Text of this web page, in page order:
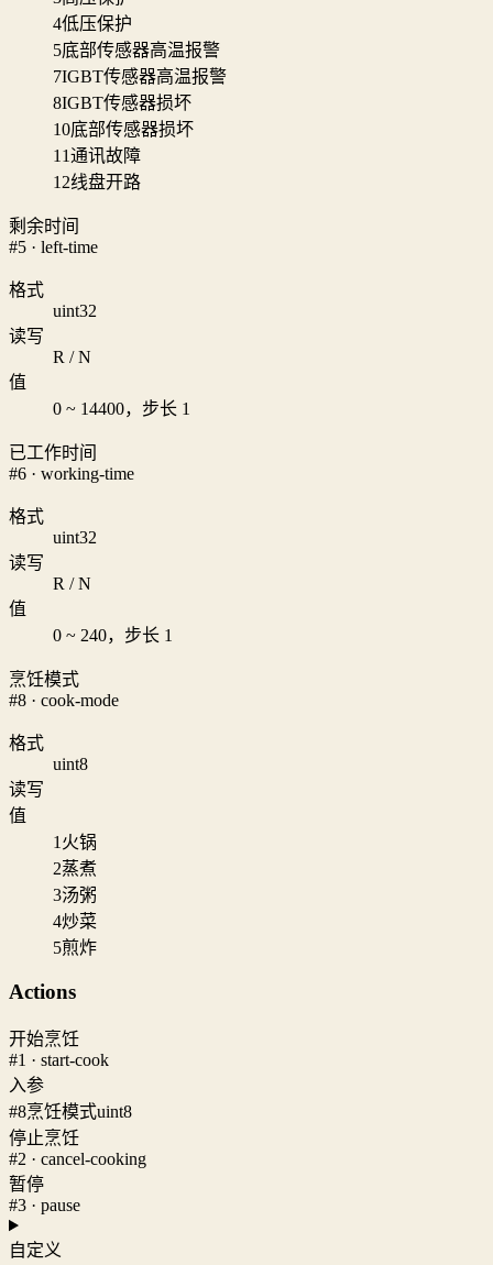
4低压保护
5底部传感器高温报警
7IGBT传感器高温报警
8IGBT传感器损坏
10底部传感器损坏
11通讯故障
12线盘开路
剩余时间
#5 · left-time
格式
uint32
读写
R / N
值
0 ~ 14400，步长 1
已工作时间
#6 · working-time
格式
uint32
读写
R / N
值
0 ~ 240，步长 1
烹饪模式
#8 · cook-mode
格式
uint8
读写
值
1 火锅
2蒸煮
3汤粥
4炒菜
5煎炸
Actions
开始烹饪
#1 · start-cook
入参
#8烹饪模式uint8
停止烹饪
#2 · cancel-cooking
暂停
#3 · pause
自定义